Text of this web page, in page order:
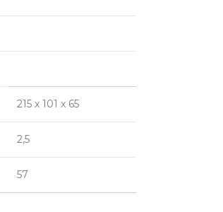
215 x 101 x 65
2,5
57